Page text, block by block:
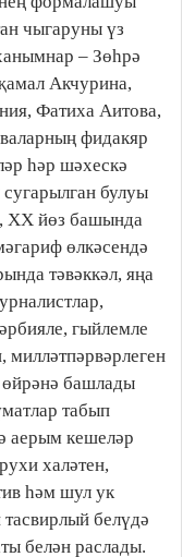
чыгаруны үз
– Зөһрә
Акчурина,
Фатиха Аитова,
фидакяр
һәр шәхескә
булуы
ХХ йөз башында
өлкәсендә
тәвәккәл, яңа
гыйлемле
башлады
табып
аерым кешеләр
халәтен,
һәм шул ук
тасвирлый белүдә
белән раслады.